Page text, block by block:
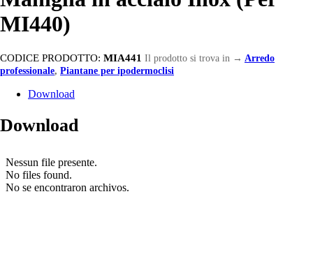
MI440)
CODICE PRODOTTO: MIA441 Il prodotto si trova in → Arredo
professionale, Piantane per ipodermoclisi
Download
Download